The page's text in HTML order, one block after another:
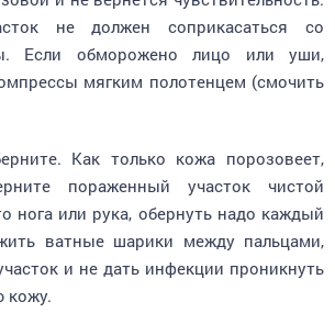
не должен соприкасаться со
Если обморожено лицо или уши,
мягким полотенцем (смочить
пораженный участок чистой
нога или рука, обернуть надо каждый
ватные шарики между пальцами,
и не дать инфекции проникнуть
кожу.